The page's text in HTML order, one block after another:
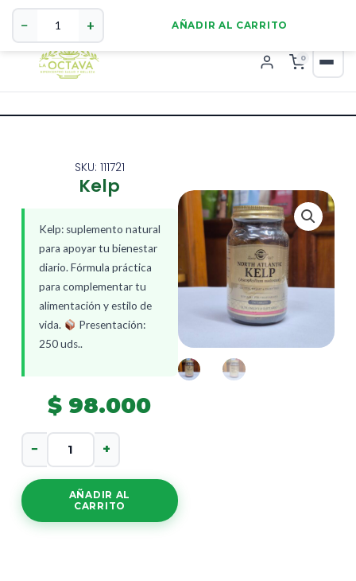
0
SKU: 111721
Kelp
Kelp: suplemento natural
para apoyar tu bienestar
diario. Fórmula práctica
para complementar tu
alimentación y estilo de
vida.
Presentación:
250 uds..
$ 98.000
Kelp
− +
AÑADIR AL
CARRITO
Kelp
cantidad
− + AÑADIR AL CARRITO